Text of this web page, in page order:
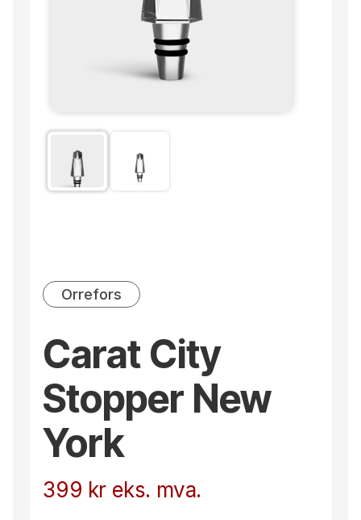
Orrefors
Carat City
Stopper New
York
399 kr eks. mva.